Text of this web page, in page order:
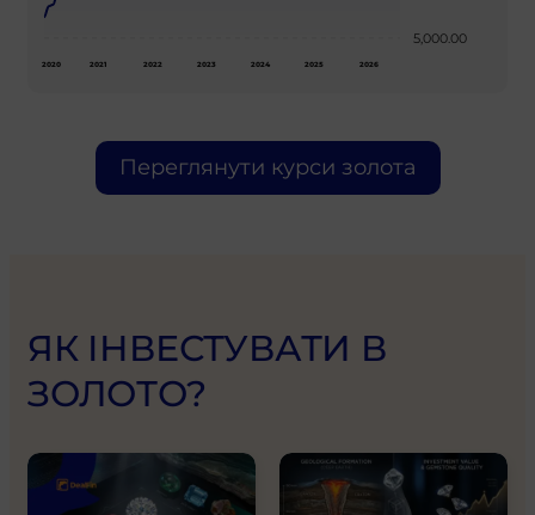
2020 2021 2022 2023 2024 2025 2026
5,000.00
Переглянути курси золота
ЯК ІНВЕСТУВАТИ В
ЗОЛОТО?